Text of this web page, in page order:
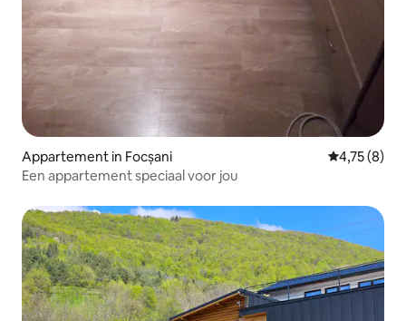
Appartement in Focșani
4,75 (8)
Een appartement speciaal voor jou